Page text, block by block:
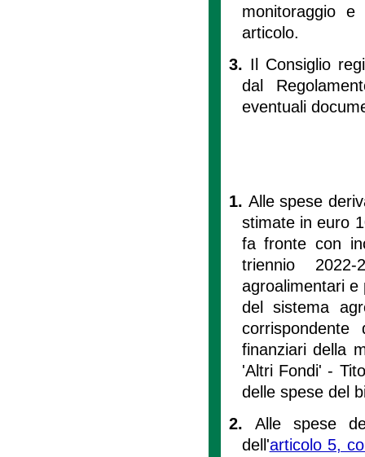
monitoraggio
articolo.
3. Il Consiglio
dal
eventuali
1. Alle spese
stimate in euro
fa fronte con
triennio
agroalimentari
del sistema
finanziari della
'Altri Fondi' -
delle spese del
2. Alle spese
dell'articolo 5,